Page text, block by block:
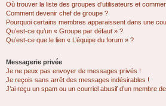
Où trouver la liste des groupes d’utilisateurs et
Comment devenir chef de groupe ?
Pourquoi certains membres apparaissent dans une
Qu’est-ce qu’un « Groupe par défaut » ?
Qu’est-ce que le lien « L’équipe du forum » ?
Messagerie privée
Je ne peux pas envoyer de messages privés !
Je reçois sans arrêt des messages indésirables !
J’ai reçu un spam ou un courriel abusif d’un membre